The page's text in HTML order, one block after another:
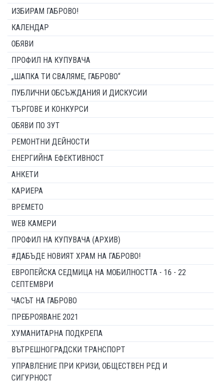
ИЗБИРАМ ГАБРОВО!
КАЛЕНДАР
ОБЯВИ
ПРОФИЛ НА КУПУВАЧА
„ШАПКА ТИ СВАЛЯМЕ, ГАБРОВО“
ПУБЛИЧНИ ОБСЪЖДАНИЯ И ДИСКУСИИ
ТЪРГОВЕ И КОНКУРСИ
ОБЯВИ ПО ЗУТ
РЕМОНТНИ ДЕЙНОСТИ
ЕНЕРГИЙНА ЕФЕКТИВНОСТ
АНКЕТИ
КАРИЕРА
ВРЕМЕТО
WEB КАМЕРИ
ПРОФИЛ НА КУПУВАЧА (АРХИВ)
#ДАБЪДЕ НОВИЯТ ХРАМ НА ГАБРОВО!
ЕВРОПЕЙСКА СЕДМИЦА НА МОБИЛНОСТТА - 16 - 22
СЕПТЕМВРИ
ЧАСЪТ НА ГАБРОВО
ПРЕБРОЯВАНЕ 2021
ХУМАНИТАРНА ПОДКРЕПА
ВЪТРЕШНОГРАДСКИ ТРАНСПОРТ
УПРАВЛЕНИЕ ПРИ КРИЗИ, ОБЩЕСТВЕН РЕД И
СИГУРНОСТ